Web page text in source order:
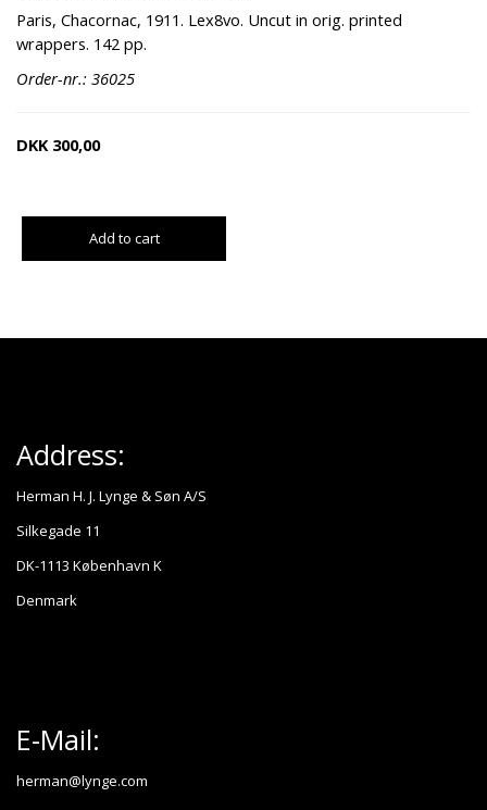
Paris, Chacornac, 1911. Lex8vo. Uncut in orig. printed
wrappers. 142 pp.
Order-nr.: 36025
DKK 300,00
Add to cart
Address:
Herman H. J. Lynge & Søn A/S
Silkegade 11
DK-1113 København K
Denmark
E-Mail:
herman@lynge.com